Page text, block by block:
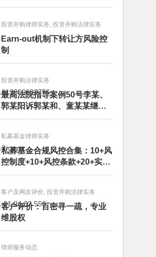
投资并购律师实务, 投资并购法律实务
Earn-out机制下转让方风险控
制
投资并购法律实务
最高法院指导案例50号李某、
郭某阳诉郭某和、童某某继承
纠纷案
私募基金律师实务
私募基金合规风控合集：10+风
控制度+10+风控条款+20+实务
文章+每月动态
客户及网友评价, 投资并购法律实务
客户评价：百密寻一疏，专业
维股权
律师服务动态